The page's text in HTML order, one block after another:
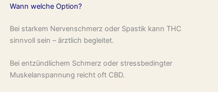
Wann welche Option?
Bei starkem Nervenschmerz oder Spastik kann THC
sinnvoll sein – ärztlich begleitet.
Bei entzündlichem Schmerz oder stressbedingter
Muskelanspannung reicht oft CBD.